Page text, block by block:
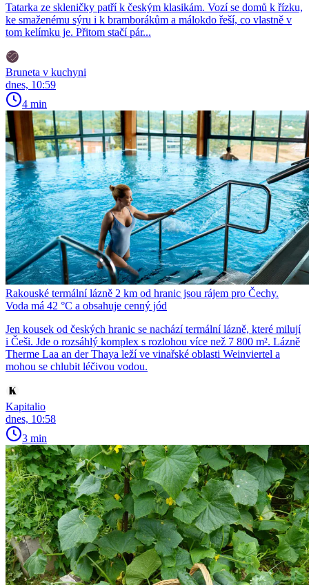
Tatarka ze skleničky patří k českým klasikám. Vozí se domů k řízku,
ke smaženému sýru i k bramborákům a málokdo řeší, co vlastně v
tom kelímku je. Přitom stačí pár...
Bruneta v kuchyni
dnes, 10:59
4 min
Rakouské termální lázně 2 km od hranic jsou rájem pro Čechy.
Voda má 42 °C a obsahuje cenný jód
Jen kousek od českých hranic se nachází termální lázně, které milují
i Češi. Jde o rozsáhlý komplex s rozlohou více než 7 800 m². Lázně
Therme Laa an der Thaya leží ve vinařské oblasti Weinviertel a
mohou se chlubit léčivou vodou.
Kapitalio
dnes, 10:58
3 min